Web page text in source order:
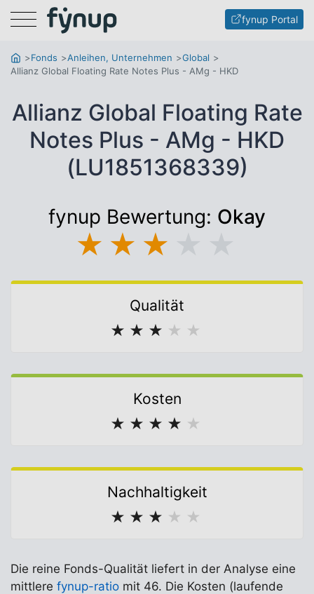
Menu fynup Portal
Fonds Anleihen, Unternehmen
Global
Allianz Global Floating Rate Notes Plus - AMg - HKD
Allianz Global Floating Rate
Notes Plus - AMg - HKD
(LU1851368339)
fynup Bewertung: Okay
★ ★ ★
Qualität
★ ★ ★ ★ ★
Kosten
★ ★ ★ ★ ★
Nachhaltigkeit
★ ★ ★ ★ ★
Die reine Fonds-Qualität liefert in der Analyse eine
mittlere fynup-ratio mit 46. Die Kosten (laufende